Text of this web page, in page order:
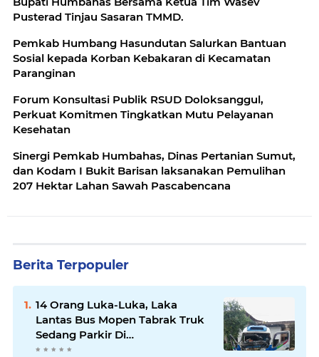
Pusterad Tinjau Sasaran TMMD.
Pemkab Humbang Hasundutan Salurkan Bantuan
Sosial kepada Korban Kebakaran di Kecamatan
Paranginan
Forum Konsultasi Publik RSUD Doloksanggul,
Perkuat Komitmen Tingkatkan Mutu Pelayanan
Kesehatan
Sinergi Pemkab Humbahas, Dinas Pertanian Sumut,
dan Kodam I Bukit Barisan laksanakan Pemulihan
207 Hektar Lahan Sawah Pascabencana
Berita Terpopuler
14 Orang Luka-Luka, Laka
Lantas Bus Mopen Tabrak Truk
Sedang Parkir Di
Siborongborong